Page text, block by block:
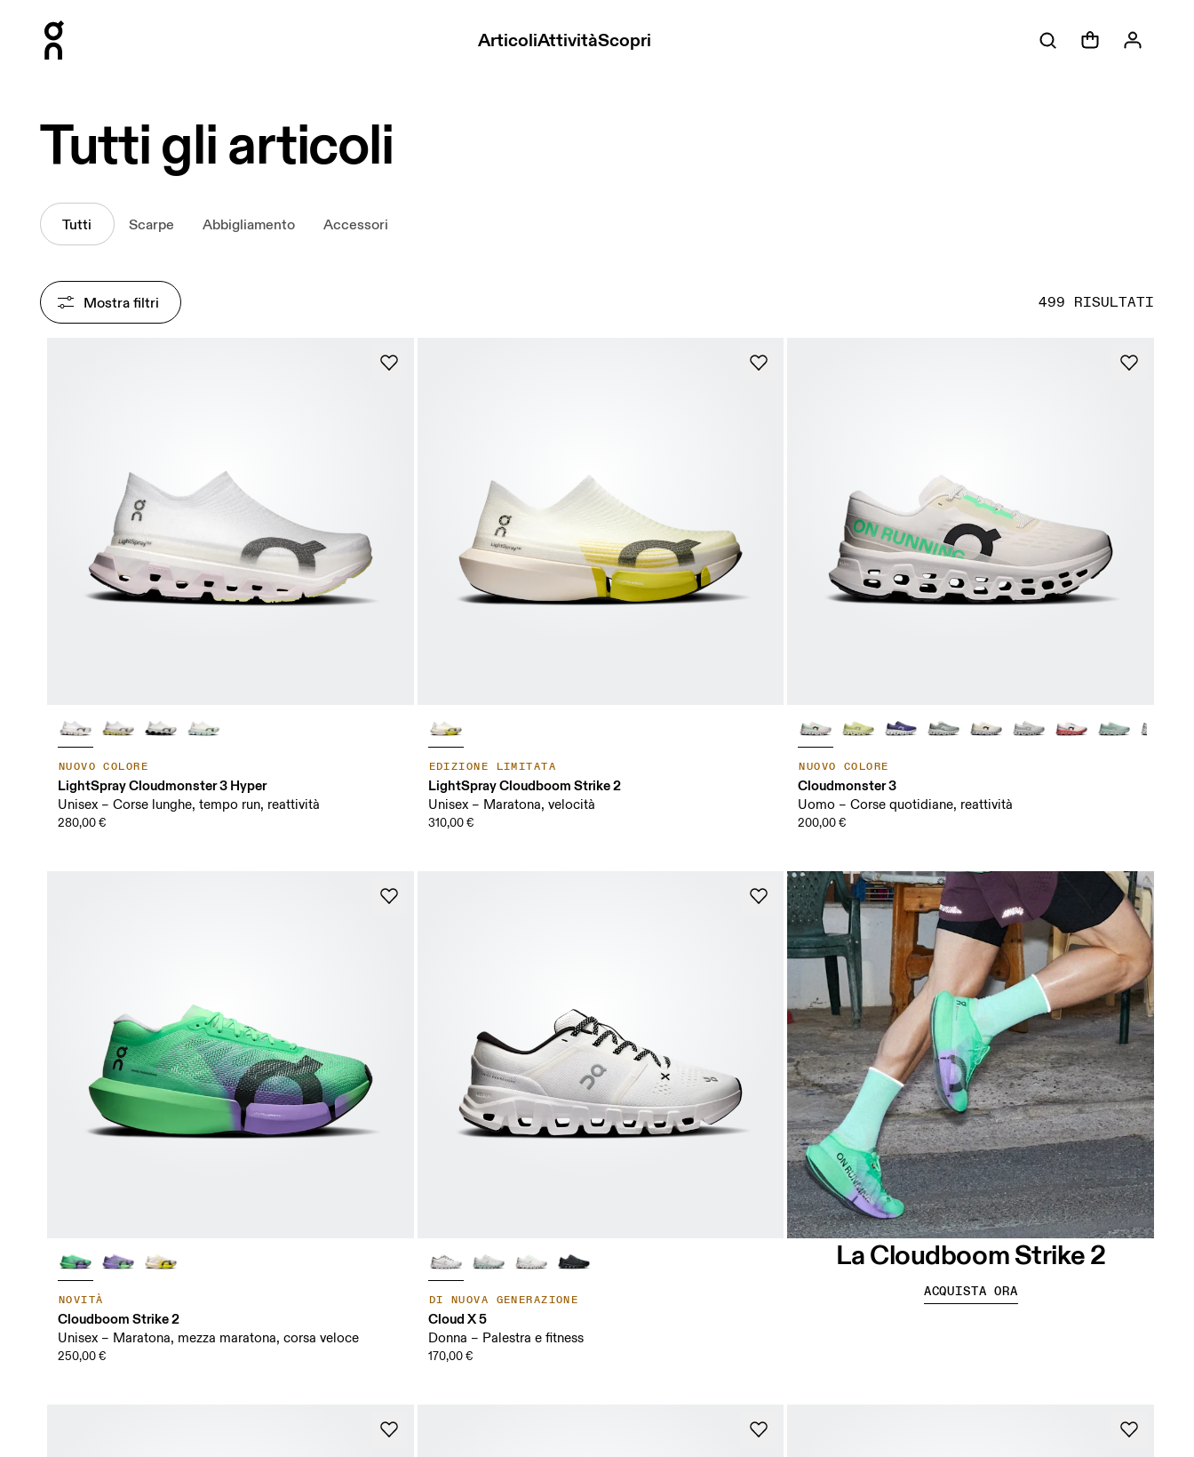
ArticoliAttivitàScopri
Tutti gli articoli
Tutti Scarpe Abbigliamento Accessori
499 RISULTATI
Mostra filtri
NUOVO COLORE
LightSpray Cloudmonster 3 Hyper
Unisex – Corse lunghe, tempo run, reattività
280,00 €
EDIZIONE LIMITATA
LightSpray Cloudboom Strike 2
Unisex – Maratona, velocità
310,00 €
NUOVO COLORE
Cloudmonster 3
Uomo – Corse quotidiane, reattività
200,00 €
NOVITÀ
Cloudboom Strike 2
Unisex – Maratona, mezza maratona, corsa veloce
250,00 €
DI NUOVA GENERAZIONE
Cloud X 5
Donna – Palestra e fitness
170,00 €
La Cloudboom Strike 2
ACQUISTA ORA